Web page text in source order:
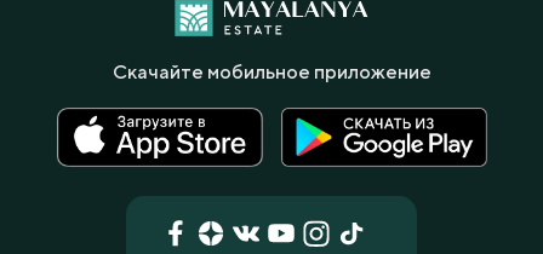
Скачайте мобильное приложение